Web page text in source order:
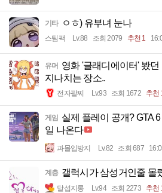
기타 ㅇㅎ) 유부녀 눈나
스팀팩 Lv.88 조회 2079 추천 1
유머 영화 '글래디에이터' 봤
지나치는 장소..
전자팔찌 Lv.93 조회 1672 추천
게임 실제 플레이 공개? GTA
일 나온다
과몰입방지 Lv.82 조회 687
계층 갤럭시가 삼성거인줄 몰
달섭지롱 Lv.94 조회 2273 추천